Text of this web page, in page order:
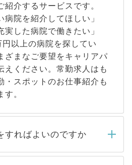
紹介するサービスです。
病院を紹介してほしい」
実した病院で働きたい」
円以上の病院を探してい
ざまなご要望をキャリアパ
えください。常勤求人はも
・スポットのお仕事紹介も
。
すればよいのですか
ましたら、弊社担当者がご